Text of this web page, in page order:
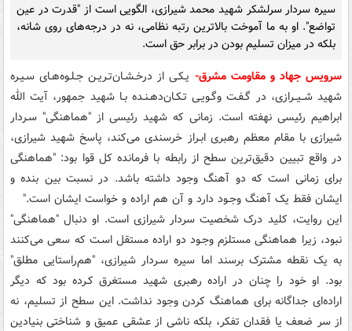
سیره سردار سرلشکر شهید محمد شیرازی، الگویی است از "قدرت در عین
تواضع". او به ما آموخت بالاترین رتبه نظامی، نه در درجه‌های روی شانه،
بلکه در میزان تسلیم بودن در برابر حق است.
سرویس جهاد و مقاومت مشرق- یـکـی از درخـشـان‌تـریـن جـلـوه‌هـای سـیـره
شهید شــیــرازی، در گـفـت وگـویـی تـکـان‌دهـنـده بـا شهید جمهور، آیت الله
ابراهیم رئیسی نهفته است. زمانی که شهید رئیسی از "هماهنگی" سـردار
شیرازی با مقام معظم رهبری ابـراز خرسندی می‌کند، پاسخ شهید شیرازی،
در واقع تبیین دقیق‌ترین سطح از رابطه با فرمانده کل قوا بود: "هماهنگی
برای زمانی است که دو آهنگ وجود داشته باشد. در نسبت بین بنده و
ایشان فقط یک آهنگ وجـود دارد و آن هم اراده و خواست ایشان است."
این روایت، کلید درک شخصیت سردار شیرازی است. او دنبال "هماهنگی"
نبود، زیرا هماهنگی مستلزم وجـود دو اراده مستقل اسـت که سعی می‌کنند
به یک نقطه مشترک برسند اما سیره سـردار شیرازی، "هم‌راستایی مطلق"
بود. او خود را چنان در اراده رهبری شهید مستغرق کـرده بود که دیگر
اراده‌ای جداگانه برای هماهنگ کردن وجود نداشت. این سطح از تسلیم، نه
از سر ضعف یا فقدان تفکر، بلکه ناشی از عشقی عمیق و شناختی بنیادین